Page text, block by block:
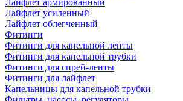
Лайфлет армированный
Лайфлет усиленный
Лайфлет облегченный
Фитинги
Фитинги для капельной ленты
Фитинги для капельной трубки
Фитинги для спрей-ленты
Фитинги для лайфлет
Капельницы для капельной трубки